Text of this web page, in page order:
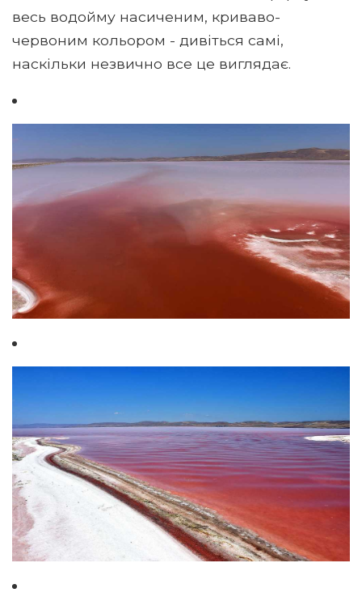
весь водойму насиченим, криваво-
червоним кольором - дивіться самі,
наскільки незвично все це виглядає.